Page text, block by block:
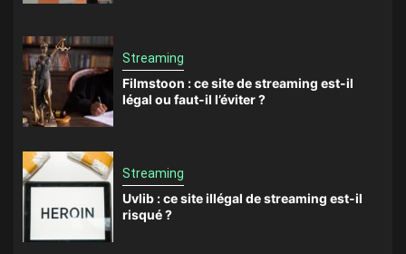
Streaming
Filmstoon : ce site de streaming est-il
légal ou faut-il l’éviter ?
Streaming
Uvlib : ce site illégal de streaming est-il
risqué ?